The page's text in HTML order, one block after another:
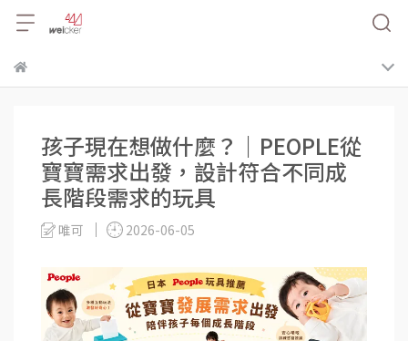
孩子現在想做什麼？｜PEOPLE從
寶寶需求出發，設計符合不同成
長階段需求的玩具
唯可 2026-06-05